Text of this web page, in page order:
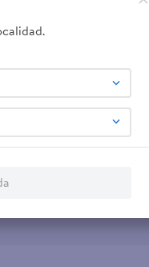
de Crédito